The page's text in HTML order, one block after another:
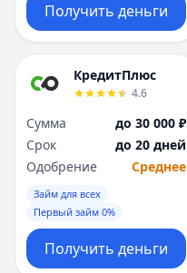
Получить деньги
КредитПлюс
4.6
Сумма
до 30 000 ₽
Срок
до 20 дней
Одобрение
Среднее
Займ для всех
Первый займ 0%
Получить деньги